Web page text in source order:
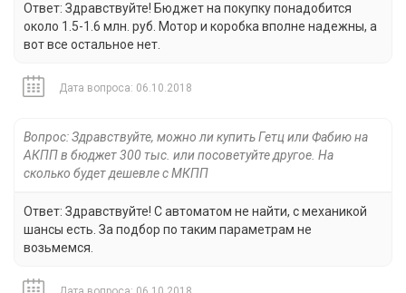
Ответ: Здравствуйте! Бюджет на покупку понадобится
около 1.5-1.6 млн. руб. Мотор и коробка вполне надежны, а
вот все остальное нет.
Дата вопроса: 06.10.2018
Вопрос: Здравствуйте, можно ли купить Гетц или Фабию на
АКПП в бюджет 300 тыс. или посоветуйте другое. На
сколько будет дешевле с МКПП
Ответ: Здравствуйте! С автоматом не найти, с механикой
шансы есть. За подбор по таким параметрам не
возьмемся.